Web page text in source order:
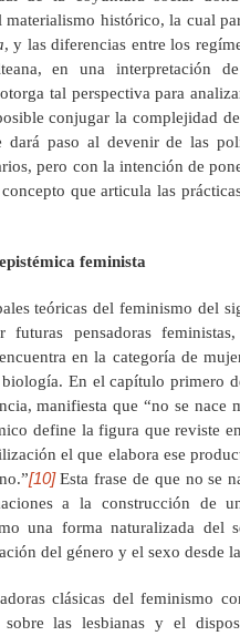
materialismo histórico, la cual
, y las diferencias entre los
en una interpretación
tal perspectiva para
conjugar la complejidad
dará paso al devenir de las
pero con la intención de
que articula las
feminista
teóricas del feminismo del
futuras pensadoras
en la categoría de
En el capítulo primero
manifiesta que “no se
define la figura que reviste
el que elabora ese
[10]Esta frase de que no se
a la construcción de
una forma naturalizada del
del género y el sexo desde
clásicas del feminismo
sobre las lesbianas y el